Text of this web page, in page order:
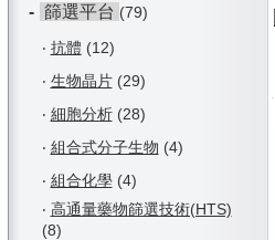
- 篩選平台 (79)
‧ 抗體 (12)
‧ 生物晶片(29)
‧ 細胞分析(28)
‧ 組合式分子生物 (4)
‧ 組合化學(4)
‧ 高通量藥物篩選技術(HTS)
(8)